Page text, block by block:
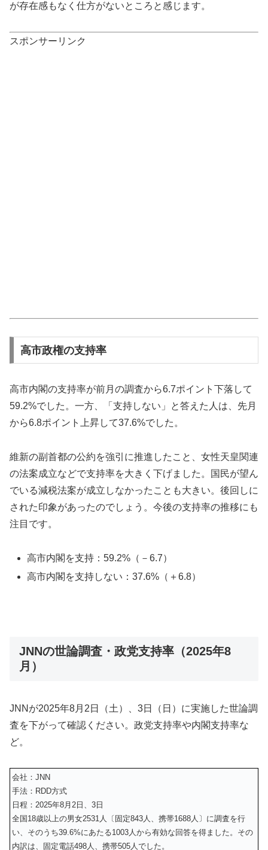
が存在感もなく仕方がないところと感じます。
スポンサーリンク
高市政権の支持率
高市内閣の支持率が前月の調査から6.7ポイント下落して
59.2%でした。一方、「支持しない」と答えた人は、先月
から6.8ポイント上昇して37.6%でした。
維新の副首都の公約を強引に推進したこと、女性天皇関連
の法案成立などで支持率を大きく下げました。国民が望ん
でいる減税法案が成立しなかったことも大きい。後回しに
された印象があったのでしょう。今後の支持率の推移にも
注目です。
高市内閣を支持：59.2%（－6.7）
高市内閣を支持しない：37.6%（＋6.8）
JNNの世論調査・政党支持率（2025年8
月）
JNNが2025年8月2日（土）、3日（日） に実施した世論調
査を下がって確認ください。政党支持率や内閣支持率な
ど。
会社：JNN
手法：RDD方式
日程：2025年8月2日、3日
全国18歳以上の男女2531人〔固定843人、携帯1688人〕に調査を行
い、そのうち39.6%にあたる1003人から有効な回答を得ました。その
内訳は、固定電話498人、携帯505人でした。